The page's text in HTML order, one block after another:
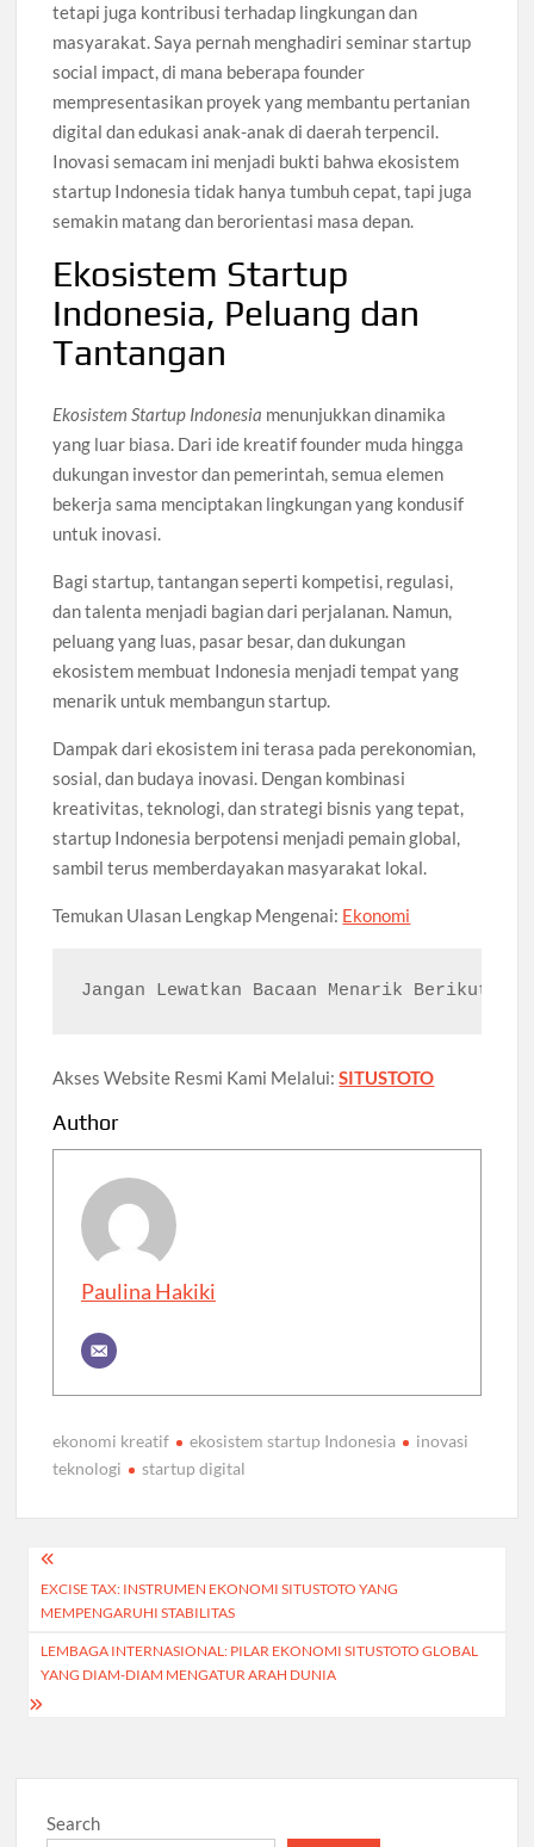
tetapi juga kontribusi terhadap lingkungan dan
masyarakat. Saya pernah menghadiri seminar startup
social impact, di mana beberapa founder
mempresentasikan proyek yang membantu pertanian
digital dan edukasi anak-anak di daerah terpencil.
Inovasi semacam ini menjadi bukti bahwa ekosistem
startup Indonesia tidak hanya tumbuh cepat, tapi juga
semakin matang dan berorientasi masa depan.
Ekosistem Startup
Indonesia, Peluang dan
Tantangan
Ekosistem Startup Indonesia menunjukkan dinamika
yang luar biasa. Dari ide kreatif founder muda hingga
dukungan investor dan pemerintah, semua elemen
bekerja sama menciptakan lingkungan yang kondusif
untuk inovasi.
Bagi startup, tantangan seperti kompetisi, regulasi,
dan talenta menjadi bagian dari perjalanan. Namun,
peluang yang luas, pasar besar, dan dukungan
ekosistem membuat Indonesia menjadi tempat yang
menarik untuk membangun startup.
Dampak dari ekosistem ini terasa pada perekonomian,
sosial, dan budaya inovasi. Dengan kombinasi
kreativitas, teknologi, dan strategi bisnis yang tepat,
startup Indonesia berpotensi menjadi pemain global,
sambil terus memberdayakan masyarakat lokal.
Temukan Ulasan Lengkap Mengenai: Ekonomi
Jangan Lewatkan Bacaan Menarik Berikut
Akses Website Resmi Kami Melalui:SITUSTOTO
Author
Paulina Hakiki
ekonomi kreatif ekosistem startup Indonesia
inovasi
teknologi
startup digital
Post
navigation
EXCISE TAX: INSTRUMEN EKONOMI SITUSTOTO YANG
MEMPENGARUHI STABILITAS
LEMBAGA INTERNASIONAL: PILAR EKONOMI SITUSTOTO GLOBAL
YANG DIAM-DIAM MENGATUR ARAH DUNIA
Search